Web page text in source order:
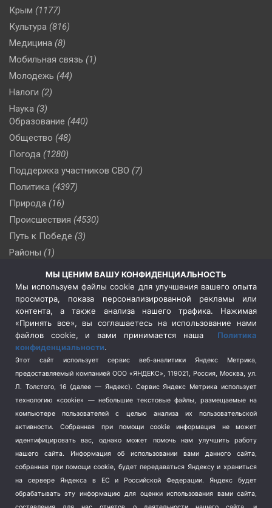
Крым (1177)
Культура (816)
Медицина (8)
Мобильная связь (1)
Молодежь (44)
Налоги (2)
Наука (3)
Образование (440)
Общество (48)
Погода (1280)
Поддержка участников СВО (7)
Политика (4397)
Природа (16)
Происшествия (4530)
Путь к Победе (3)
Районы (1)
Сельское хозяйство (3)
Социальная политика
(3)
Спецоперация в Украине
Спецоперация на Украине
(404)
Спорт (740)
Терроризм (1)
Транспорт (262)
Туризм (178)
Флот (76)
Школа и спорт (2)
Экология (8)
Экономика (1172)
МЫ ЦЕНИМ ВАШУ КОНФИДЕНЦИАЛЬНОСТЬ
Мы используем файлы cookie для улучшения вашего опыта
просмотра, показа персонализированной рекламы или
контента, а также анализа нашего трафика. Нажимая
«Принять все», вы соглашаетесь на использование нами
файлов cookie, и вами принимается наша Политика
конфиденциальности.
Этот сайт использует сервис веб-аналитики Яндекс Метрика,
предоставляемый компанией ООО «ЯНДЕКС», 119021, Россия, Москва, ул.
Л. Толстого, 16 (далее — Яндекс). Сервис Яндекс Метрика использует
технологию «cookie» — небольшие текстовые файлы, размещаемые на
компьютере пользователей с целью анализа их пользовательской
активности.
Собранная при помощи cookie информация не может
идентифицировать вас, однако может помочь нам улучшить работу
нашего сайта. Информация об использовании вами данного сайта,
собранная при помощи cookie, будет передаваться Яндексу и храниться
на сервере Яндекса в ЕС и Российской Федерации. Яндекс будет
обрабатывать эту информацию для оценки использования вами сайта,